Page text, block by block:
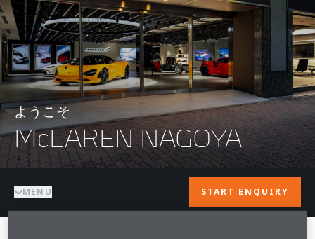
ようこそ
McLAREN NAGOYA
MENU START ENQUIRY